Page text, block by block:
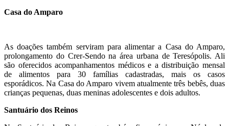
Casa do Amparo
As doações também serviram para alimentar a Casa do Amparo,
prolongamento do Crer-Sendo na área urbana de Teresópolis. Ali
são oferecidos acompanhamentos médicos e a distribuição mensal
de alimentos para 30 famílias cadastradas, mais os casos
esporádicos. Na Casa do Amparo vivem atualmente três bebês, duas
crianças pequenas, duas meninas adolescentes e dois adultos.
Santuário dos Reinos